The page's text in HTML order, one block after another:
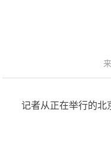
记者从正在举行的北